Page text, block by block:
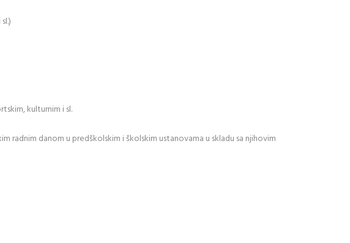
kulturnim i sl.
radnim danom u predškolskim i školskim ustanovama u skladu sa njihovim